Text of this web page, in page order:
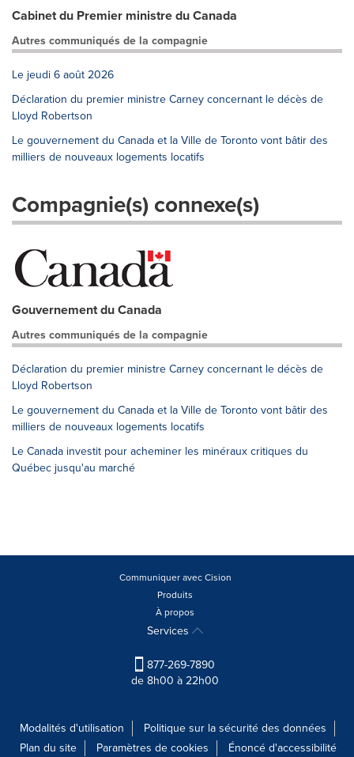
Cabinet du Premier ministre du Canada
Autres communiqués de la compagnie
Le jeudi 6 août 2026
Déclaration du premier ministre Carney concernant le décès de
Lloyd Robertson
Le gouvernement du Canada et la Ville de Toronto vont bâtir des
milliers de nouveaux logements locatifs
Compagnie(s) connexe(s)
Gouvernement du Canada
Autres communiqués de la compagnie
Déclaration du premier ministre Carney concernant le décès de
Lloyd Robertson
Le gouvernement du Canada et la Ville de Toronto vont bâtir des
milliers de nouveaux logements locatifs
Le Canada investit pour acheminer les minéraux critiques du
Québec jusqu'au marché
Communiquer avec Cision
Produits
À propos
Services
877-269-7890
de 8h00 à 22h00
Modalités d'utilisation
Politique sur la sécurité des données
Plan du site
Paramètres de cookies Énoncé d'accessibilité